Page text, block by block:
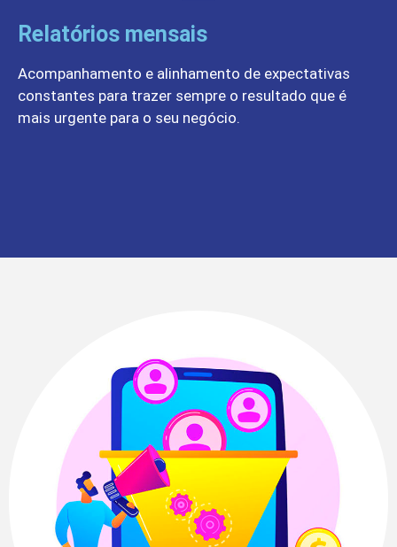
Relatórios mensais
Acompanhamento e alinhamento de expectativas
constantes para trazer sempre o resultado que é
mais urgente para o seu negócio.